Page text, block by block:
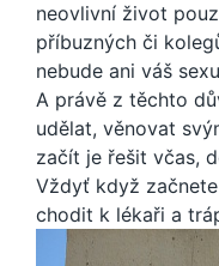
neovlivní život
příbuzných či
nebude ani váš
A právě z těchto
udělat, věnovat
začít je řešit včas,
Vždyť když
chodit k lékaři a